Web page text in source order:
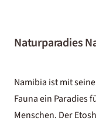
Naturparadies
Namibia ist mit
Fauna ein Paradies
Menschen. Der